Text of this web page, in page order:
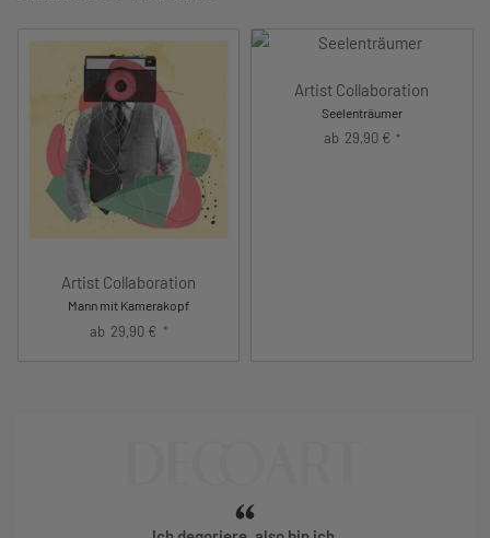
Artist Collaboration
Mann mit Kamerakopf
ab 29,90 € *
Artist Collaboration
Seelenträumer
ab 29,90 € *